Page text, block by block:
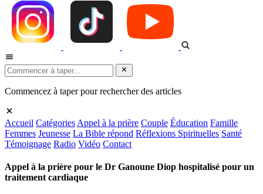
Commencez à taper pour rechercher des articles
Accueil Catégories Appel à la prière Couple Éducation Famille
Femmes Jeunesse La Bible répond Réflexions Spirituelles Santé
Témoignage Radio Vidéo Contact
Appel à la prière pour le Dr Ganoune Diop hospitalisé pour un
traitement cardiaque